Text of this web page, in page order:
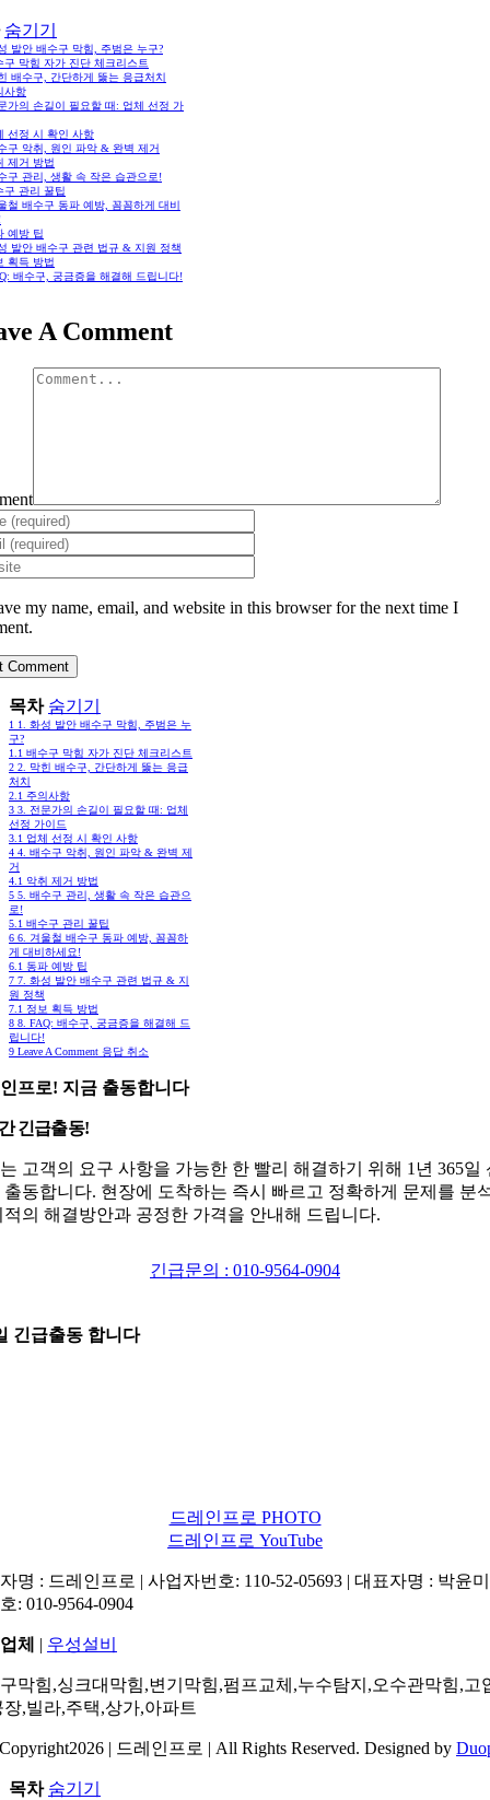
숨기기
발안 배수구 막힘, 주범은 누구?
구 막힘 자가 진단 체크리스트
배수구, 간단하게 뚫는 응급처치
사항
가의 손길이 필요할 때: 업체 선정 가
선정 시 확인 사항
구 악취, 원인 파악 & 완벽 제거
제거 방법
구 관리, 생활 속 작은 습관으로!
구 관리 꿀팁
철 배수구 동파 예방, 꼼꼼하게 대비
예방 팁
발안 배수구 관련 법규 & 지원 정책
획득 방법
배수구, 궁금증을 해결해 드립니다!
A Comment
my name, email, and website in this browser for the next time I
목차 숨기기
1 1. 화성 발안 배수구 막힘, 주범은 누
구?
1.1 배수구 막힘 자가 진단 체크리스트
2 2. 막힌 배수구, 간단하게 뚫는 응급
처치
2.1 주의사항
3 3. 전문가의 손길이 필요할 때: 업체
선정 가이드
3.1 업체 선정 시 확인 사항
4 4. 배수구 악취, 원인 파악 & 완벽 제
거
4.1 악취 제거 방법
5 5. 배수구 관리, 생활 속 작은 습관으
로!
5.1 배수구 관리 꿀팁
6 6. 겨울철 배수구 동파 예방, 꼼꼼하
게 대비하세요!
6.1 동파 예방 팁
7 7. 화성 발안 배수구 관련 법규 & 지
원 정책
7.1 정보 획득 방법
8 8. FAQ: 배수구, 궁금증을 해결해 드
립니다!
9 Leave A Comment 응답 취소
프로! 지금 출동합니다
긴급출동!
고객의 요구 사항을 가능한 한 빨리 해결하기 위해 1년 365일
출동합니다. 현장에 도착하는 즉시 빠르고 정확하게 문제를 분
적의 해결방안과 공정한 가격을 안내해 드립니다.
긴급문의 : 010-9564-0904
긴급출동 합니다
드레인프로 PHOTO
드레인프로 YouTube
명 : 드레인프로 | 사업자번호: 110-52-05693 | 대표자명 : 박윤
: 010-9564-0904
체 우성설비
막힘,싱크대막힘,변기막힘,펌프교체,누수탐지,오수관막힘,고
장,빌라,주택,상가,아파트
| 드레인프로 | All Rights Reserved. Designed by
목차 숨기기